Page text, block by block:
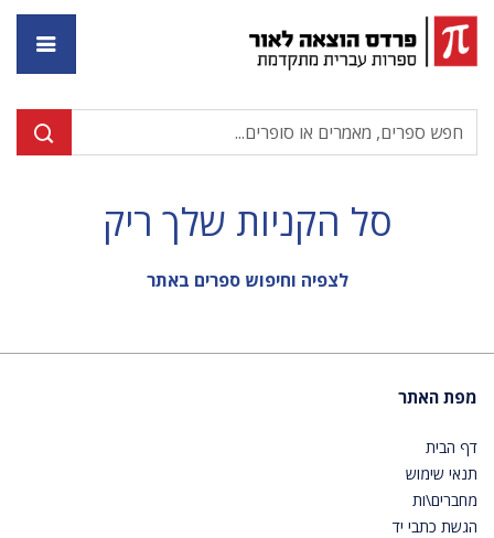
סל הקניות שלך ריק
לצפיה וחיפוש ספרים באתר
מפת האתר
דף הבית
תנאי שימוש
מחברים\ות
הגשת כתבי יד